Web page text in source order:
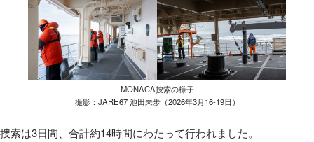
MONACA捜索の様子
撮影：JARE67 池田未歩（2026年3月16-19日）
捜索は3日間、合計約14時間にわたって行われました。